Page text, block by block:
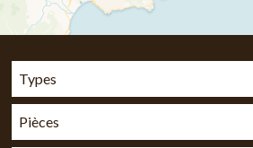
Types
Pièces